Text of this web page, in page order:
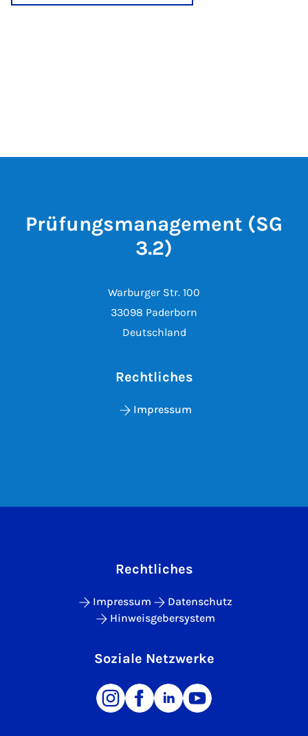
Prüfungsmanagement (SG
3.2)
Warburger Str. 100
33098 Paderborn
Deutschland
Rechtliches
Impressum
Rechtliches
Impressum
Datenschutz
Hinweisgebersystem
Soziale Netzwerke